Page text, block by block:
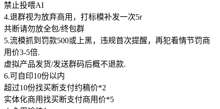
禁止投喂AI
4.退群视为放弃商用，打标模补发一次5r
共断请勿放全包/终包群
5.流模抓到罚款500或上黑，违规首次提醒，再犯看情节罚商
用价3-5倍.
虚拟产品发货/发送群码后概不退款.
6.可自印10份以内
超过10份找买断支付约稿价*2
实体化商用找买断支付商用价*5